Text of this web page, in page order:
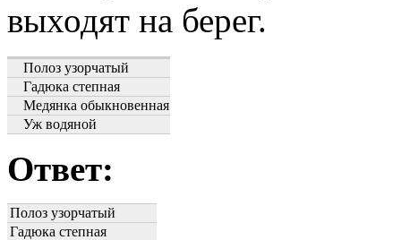
выходят на берег.
Полоз узорчатый
Гадюка степная
Медянка обыкновенная
Уж водяной
Ответ:
Полоз узорчатый
Гадюка степная